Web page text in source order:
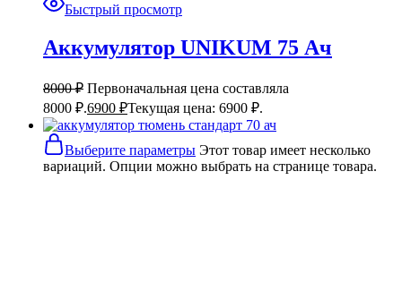
Быстрый просмотр
Аккумулятор UNIKUM 75 Ач
8000₽ Первоначальная цена составляла
8000 ₽.6900 ₽Текущая цена: 6900 ₽.
Выберите параметры Этот товар имеет несколько
вариаций. Опции можно выбрать на странице товара.